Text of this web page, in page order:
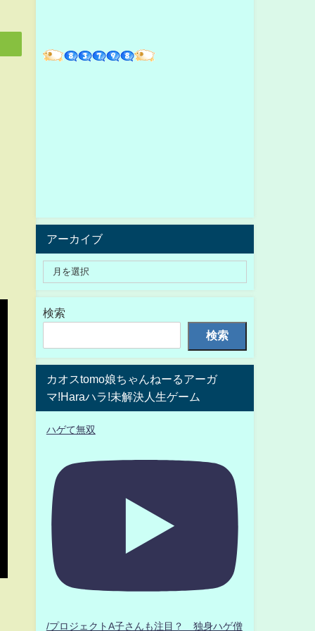
アーカイブ
検索
検索
カオスtomo娘ちゃんねーるアーガ
マ!Haraハラ!未解決人生ゲーム
ハゲて無双
/プロジェクトA子さんも注目？ 独身ハゲ僧